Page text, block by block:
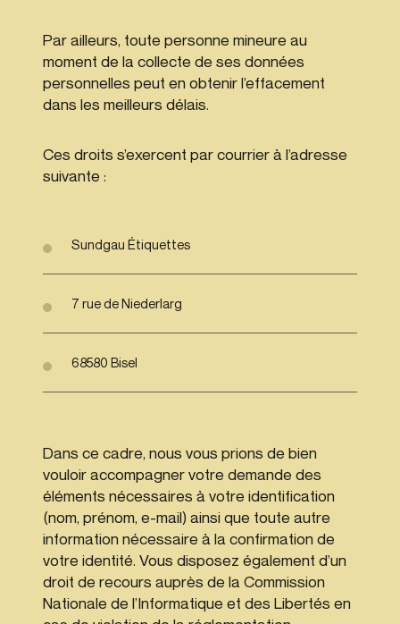
Par ailleurs, toute personne mineure au
moment de la collecte de ses données
personnelles peut en obtenir l’effacement
dans les meilleurs délais.
Ces droits s’exercent par courrier à l’adresse
suivante :
Sundgau Étiquettes
7 rue de Niederlarg
68580 Bisel
Dans ce cadre, nous vous prions de bien
vouloir accompagner votre demande des
éléments nécessaires à votre identification
(nom, prénom, e-mail) ainsi que toute autre
information nécessaire à la confirmation de
votre identité. Vous disposez également d’un
droit de recours auprès de la Commission
Nationale de l’Informatique et des Libertés en